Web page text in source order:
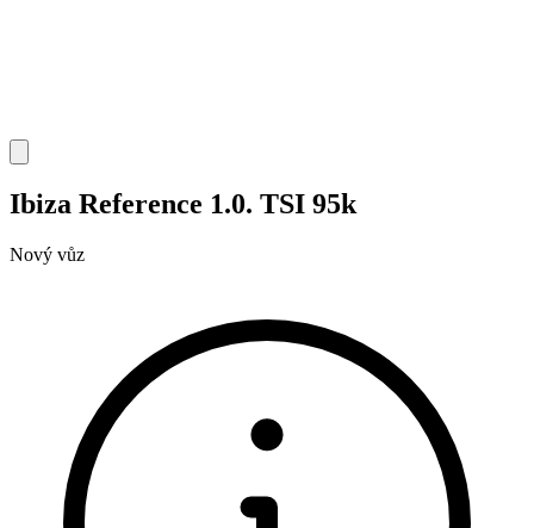
Ibiza Reference 1.0. TSI 95k
Nový vůz